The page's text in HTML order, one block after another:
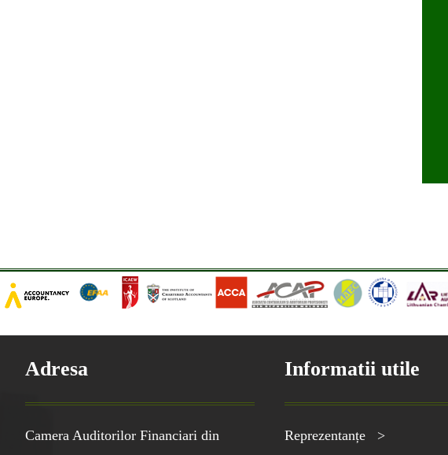
Adresa
Camera Auditorilor Financiari din
Informatii utile
Reprezentanțe >